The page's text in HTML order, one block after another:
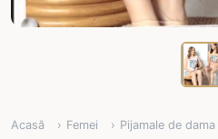
Acasă Femei Pijamale de dama